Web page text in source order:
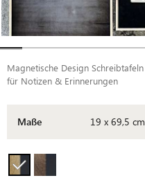
Magnetische Design
für Notizen & Erinnerungen
Maße 19 x 69,5 cm